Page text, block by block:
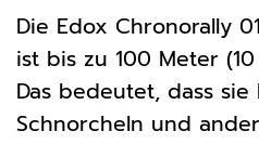
Die Edox Chronorally
ist bis zu 100 Meter
Das bedeutet, dass
Schnorcheln und